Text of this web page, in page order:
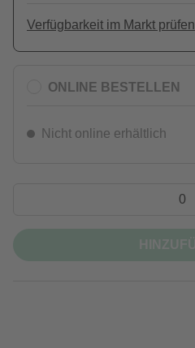
Verfügbarkeit im Markt prüfen
ONLINE BESTELLEN
Nicht online erhältlich